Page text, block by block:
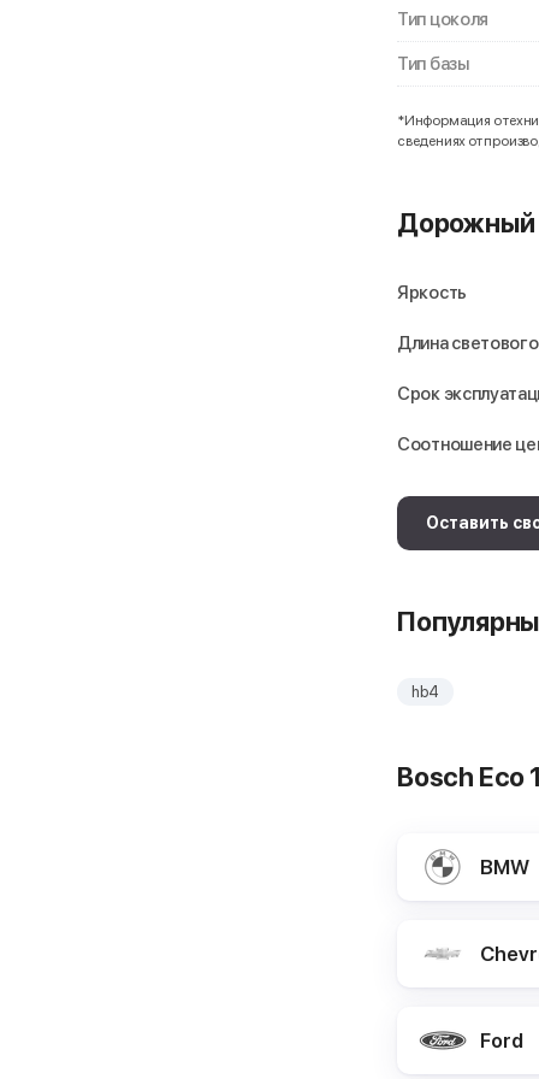
Тип цоколя
Тип базы
*Информация о
сведениях от
Дорожный
Яркость
Длина
Срок
Соотношение
Оставить
hb4
Bosch Eco
BMW
Ford